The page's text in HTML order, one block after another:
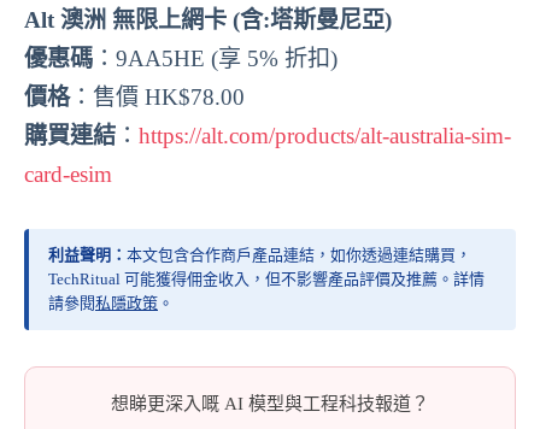
Alt 澳洲 無限上網卡 (含:塔斯曼尼亞)
優惠碼 ：9AA5HE (享 5% 折扣)
價格：售價 HK$78.00
購買連結 ： https://alt.com/products/alt-australia-sim-
card-esim
利益聲明： 本文包含合作商戶產品連結，如你透過連結購買，
TechRitual 可能獲得佣金收入，但不影響產品評價及推薦。詳情
請參閱私隱政策 。
想睇更深入嘅 AI 模型與工程科技報道？